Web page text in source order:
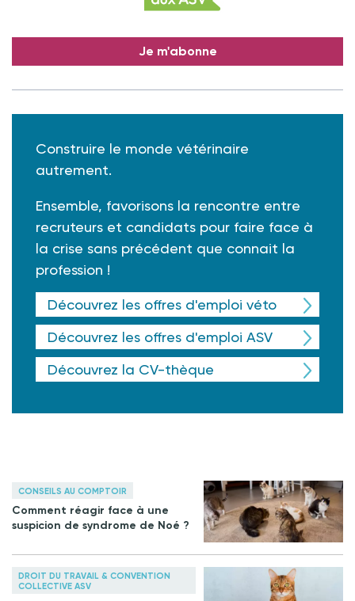
Je m'abonne
Construire le monde vétérinaire
autrement.
Ensemble, favorisons la rencontre entre
recruteurs et candidats pour faire face à
la crise sans précédent que connait la
profession !
Découvrez les offres d'emploi véto
Découvrez les offres d'emploi ASV
Découvrez la CV-thèque
CONSEILS AU COMPTOIR
Comment réagir face à une
suspicion de syndrome de Noé ?
DROIT DU TRAVAIL & CONVENTION
COLLECTIVE ASV